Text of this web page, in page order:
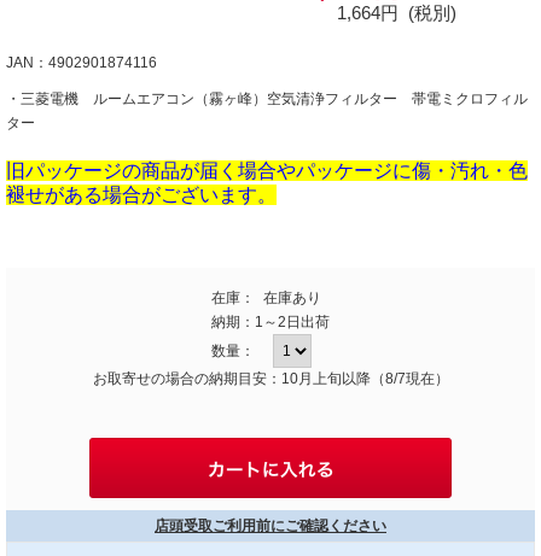
1,664円 (税別)
JAN：4902901874116
・三菱電機 ルームエアコン（霧ヶ峰）空気清浄フィルター 帯電ミクロフィル
ター
旧パッケージの商品が届く場合やパッケージに傷・汚れ・色
褪せがある場合がございます。
在庫：
在庫あり
納期： 1～2日出荷
数量：
お取寄せの場合の納期目安：10月上旬以降（8/7現在）
店頭受取ご利用前にご確認ください